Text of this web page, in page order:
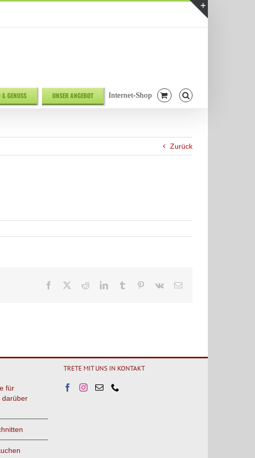
GENUSS UNSER ANGEBOT Internet-Shop
Zurück
Facebook RedditLinkedInTumblr Pinterest
Vk
E-
für
darüber
TRETE MIT UNS IN KONTAKT